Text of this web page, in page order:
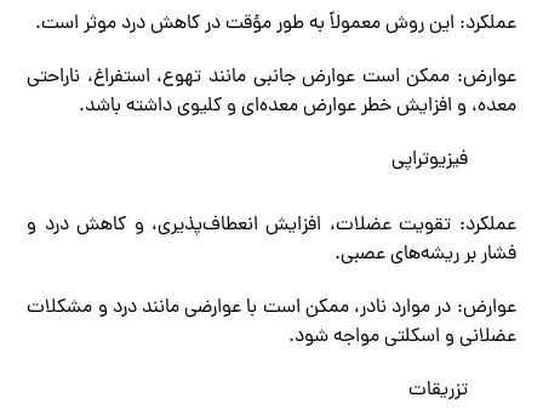
عملکرد: این روش معمولاً به طور مؤقت در کاهش درد موثر است.
عوارض: ممکن است عوارض جانبی مانند تهوع، استفراغ، ناراحتی
معده، و افزایش خطر عوارض معده‌ای و کلیوی داشته باشد.
فیزیوتراپی
عملکرد: تقویت عضلات، افزایش انعطاف‌پذیری، و کاهش درد و
فشار بر ریشه‌های عصبی.
عوارض: در موارد نادر، ممکن است با عوارضی مانند درد و مشکلات
عضلانی و اسکلتی مواجه شود.
تزریقات